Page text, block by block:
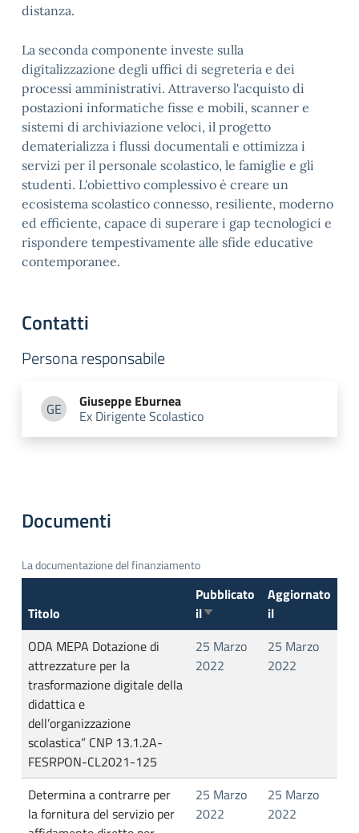
distanza.
La seconda componente investe sulla
digitalizzazione degli uffici di segreteria e dei
processi amministrativi. Attraverso l'acquisto di
postazioni informatiche fisse e mobili, scanner e
sistemi di archiviazione veloci, il progetto
dematerializza i flussi documentali e ottimizza i
servizi per il personale scolastico, le famiglie e gli
studenti. L'obiettivo complessivo è creare un
ecosistema scolastico connesso, resiliente, moderno
ed efficiente, capace di superare i gap tecnologici e
rispondere tempestivamente alle sfide educative
contemporanee.
Contatti
Persona responsabile
GEGiuseppe Eburnea
Giuseppe Eburnea
Ex Dirigente Scolastico
Documenti
La documentazione del finanziamento
Titolo
Pubblicato
ilOrdina in modo ascendente
Aggiornato
il
ODA MEPA Dotazione di
attrezzature per la
trasformazione digitale della
didattica e
dell’organizzazione
scolastica” CNP 13.1.2A-
FESRPON-CL2021-125
25 Marzo
2022
25 Marzo
2022
Determina a contrarre per
la fornitura del servizio per
25 Marzo
2022
25 Marzo
2022